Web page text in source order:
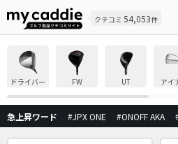
クチコミ 54,053件
ドライバー FW UT アイ
急上昇ワード #JPX ONE #ONOFF AKA